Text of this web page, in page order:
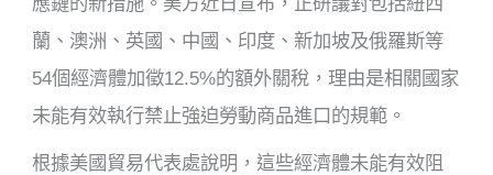
蘭、澳洲、英國、中國、印度、新加坡及俄羅斯等
54個經濟體加徵12.5%的額外關稅，理由是相關國家
未能有效執行禁止強迫勞動商品進口的規範。
根據美國貿易代表處說明，這些經濟體未能有效阻